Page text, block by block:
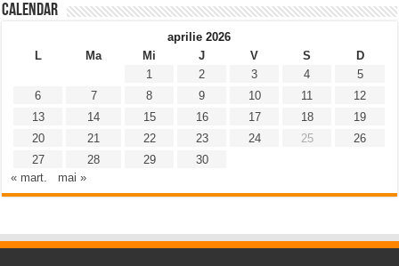
Calendar
aprilie 2026
L
Ma Mi J V S
D
1
2 3 4
5
6
7 8 9 10 11
12
13
14 15 16 17 18
19
20
21 22 23 24 25
26
27
28 29
30
« mart.
mai »